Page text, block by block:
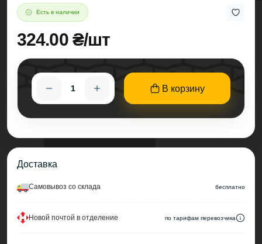
Есть в наличии
324.00 ₴/шт
В корзину
Доставка
Cамовывоз со склада беcплатно
Новой почтой в отделение по тарифам перевозчика